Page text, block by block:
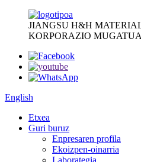
JIANGSU H&H
KORPORAZIO
English
Etxea
Guri buruz
Enpresaren profila
Ekoizpen-oinarria
Laborategia